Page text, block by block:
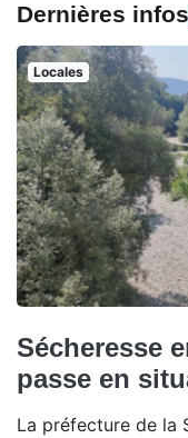
Dernières infos
Locales
Sécheresse
passe en
La préfecture de la